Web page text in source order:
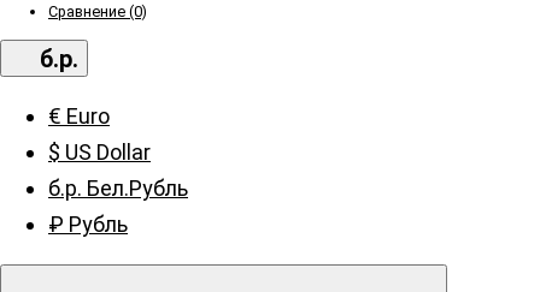
Сравнение (0)
б.р.
€ Euro
$ US Dollar
б.р. Бел.Рубль
₽ Рубль